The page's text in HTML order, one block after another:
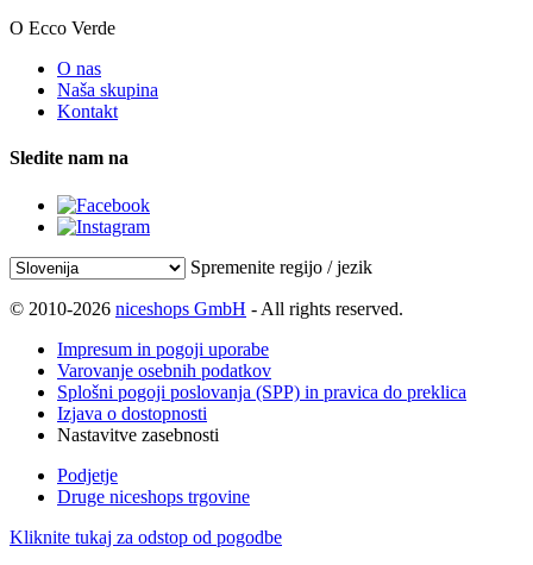
O Ecco Verde
O nas
Naša skupina
Kontakt
Sledite nam na
Spremenite regijo / jezik
© 2010-2026 niceshops GmbH - All rights reserved.
Impresum in pogoji uporabe
Varovanje osebnih podatkov
Splošni pogoji poslovanja (SPP) in pravica do preklica
Izjava o dostopnosti
Nastavitve zasebnosti
Podjetje
Druge niceshops trgovine
Kliknite tukaj za odstop od pogodbe